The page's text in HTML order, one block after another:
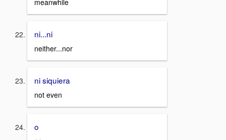
meanwhile
ni...ni
neither...nor
ni siquiera
not even
o